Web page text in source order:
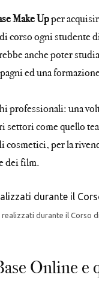
Make Upper
ogni studente
anche poter
ed una
professionali: una
settori come
cosmetici, per la
dei film.
durante il Corso
Online